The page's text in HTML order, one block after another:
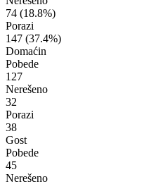
74 (18.8%)
Porazi
147 (37.4%)
Domaćin
Pobede
127
Nerešeno
32
Porazi
38
Gost
Pobede
45
Nerešeno